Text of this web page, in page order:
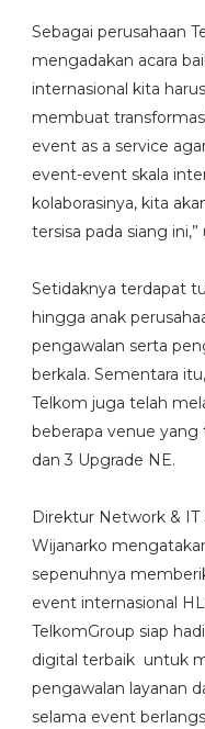
Sebagai perusahaan
mengadakan acara
internasional kita
membuat
event as a service
event-event skala
kolaborasinya, kita
tersisa pada siang
Setidaknya terdapat
hingga anak
pengawalan serta
berkala. Sementara
Telkom juga telah
beberapa venue yang
dan 3 Upgrade NE.
Direktur Network & IT
Wijanarko
sepenuhnya
event internasional
TelkomGroup siap
digital terbaik untuk
pengawalan layanan
selama event